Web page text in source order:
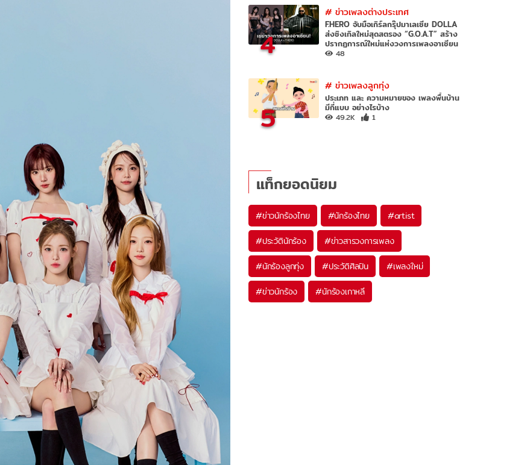
4
# ข่าวเพลงต่างประเทศ
F.HERO จับมือเกิร์ลกรุ๊ปมาเลเซีย DOLLA
ส่งซิงเกิลใหม่สุดสตรอง “G.O.A.T” สร้าง
ปรากฏการณ์ใหม่แห่งวงการเพลงอาเซียน
48
5
# ข่าวเพลงลูกทุ่ง
ประเภท และ ความหมายของ เพลงพื้นบ้าน
มีกี่แบบ อย่างไรบ้าง
49.2K 1
แท็กยอดนิยม
#ข่าวนักร้องไทย #นักร้องไทย #artist
#ประวัตินักร้อง #ข่าวสารวงการเพลง
#นักร้องลูกทุ่ง #ประวัติศิลปิน #เพลงใหม่
#ข่าวนักร้อง #นักร้องเกาหลี